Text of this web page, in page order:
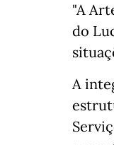
"A
do
A